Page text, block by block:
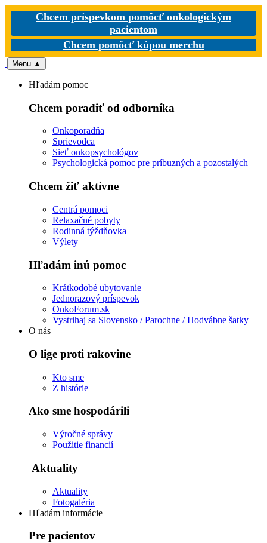
Chcem príspevkom pomôcť onkologickým
pacientom
Chcem pomôcť kúpou merchu
Menu ▲
Hľadám pomoc
Chcem poradiť od odborníka
Onkoporadňa
Sprievodca
Sieť onkopsychológov
Psychologická pomoc pre príbuzných a pozostalých
Chcem žiť aktívne
Centrá pomoci
Relaxačné pobyty
Rodinná týždňovka
Výlety
Hľadám inú pomoc
Krátkodobé ubytovanie
Jednorazový príspevok
OnkoForum.sk
Vystrihaj sa Slovensko / Parochne / Hodvábne šatky
O nás
O lige proti rakovine
Kto sme
Z histórie
Ako sme hospodárili
Výročné správy
Použitie financií
Aktuality
Aktuality
Fotogaléria
Hľadám informácie
Pre pacientov